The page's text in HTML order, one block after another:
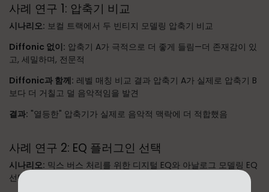
사례 연구 1: 압축기 비교
시나리오: 보컬 트랙에서 두 빈티지 모델링 압축기 비교
Diffonic 없이: 압축기 A가 극적으로 더 좋게 들림—더 존재감이 있
고, 세밀하며, 전문적
Diffonic과 함께: 레벨 매칭 비교 결과 압축기 A가 실제로 압축기 B
보다 더 거칠고 덜 음악적임을 발견
결과: "열등한" 압축기가 실제로 음악적 맥락에 더 적합했음
사례 연구 2: EQ 플러그인 선택
시나리오: 믹스 버스 처리를 위한 디지털 EQ와 아날로그 모델링 EQ
선택